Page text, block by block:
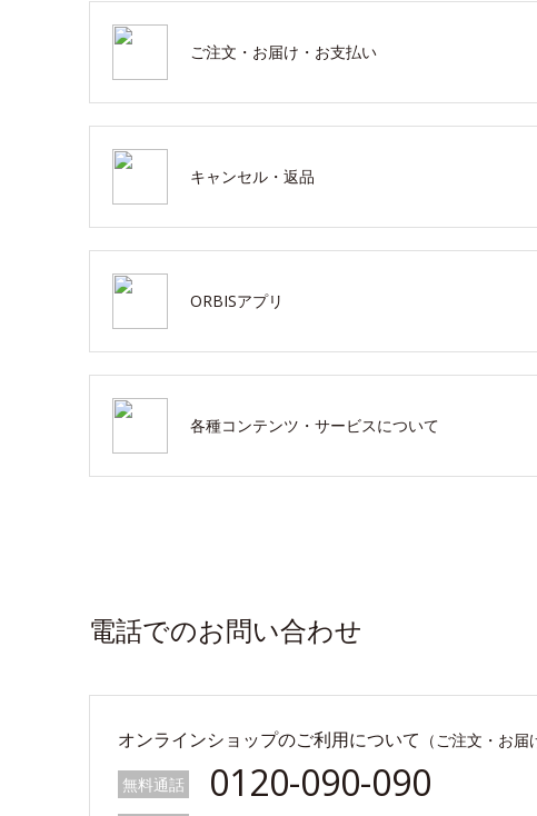
ご注文・お届け・お支払い
キャンセル・返品
ORBISアプリ
各種コンテンツ・サービスについて
電話でのお問い合わせ
オンラインショップのご利用について （ご注文・お届
無料通話 0120-090-090